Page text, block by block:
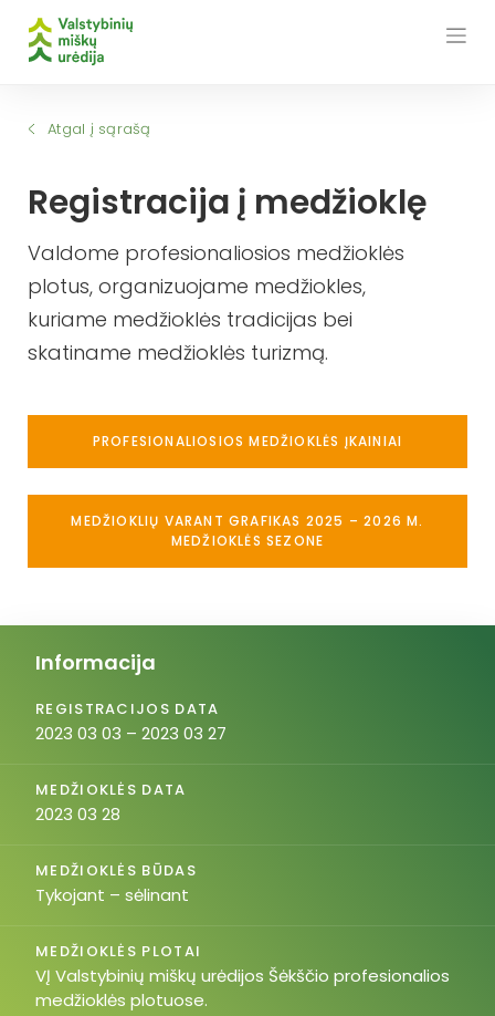
Atgal į sąrašą
Registracija į medžioklę
Valdome profesionaliosios medžioklės
plotus, organizuojame medžiokles,
kuriame medžioklės tradicijas bei
skatiname medžioklės turizmą.
PROFESIONALIOSIOS MEDŽIOKLĖS ĮKAINIAI
MEDŽIOKLIŲ VARANT GRAFIKAS 2025 – 2026 M.
MEDŽIOKLĖS SEZONE
Informacija
REGISTRACIJOS DATA
2023 03 03 – 2023 03 27
MEDŽIOKLĖS DATA
2023 03 28
MEDŽIOKLĖS BŪDAS
Tykojant – sėlinant
MEDŽIOKLĖS PLOTAI
VĮ Valstybinių miškų urėdijos Šėkščio profesionalios
medžioklės plotuose.